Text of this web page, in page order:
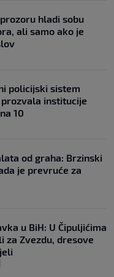
hladi sobu
ali samo ako je
policijski sistem
prozvala institucije
10
od graha: Brzinski
je prevruće za
u BiH: U Čipuljićima
za Zvezdu, dresove